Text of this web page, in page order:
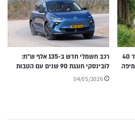
7 מקומות במחירים משתלמים: עד 40
רכב חשמלי חדש ב-135 אלף ש״ח:
לובינסקי חוגגת 90 שנים עם הטבות
04/05/2026